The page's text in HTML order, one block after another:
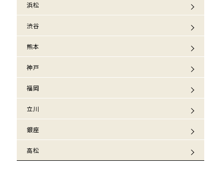
浜松
渋谷
熊本
神戸
福岡
立川
銀座
高松